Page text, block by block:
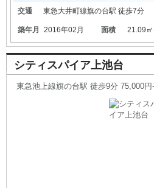
交通 東急大井町線旗の台駅 徒歩7分
築年月 2016年02月 面積 21.09
シティスパイア上池台
東急池上線旗の台駅 徒歩9分 75,000